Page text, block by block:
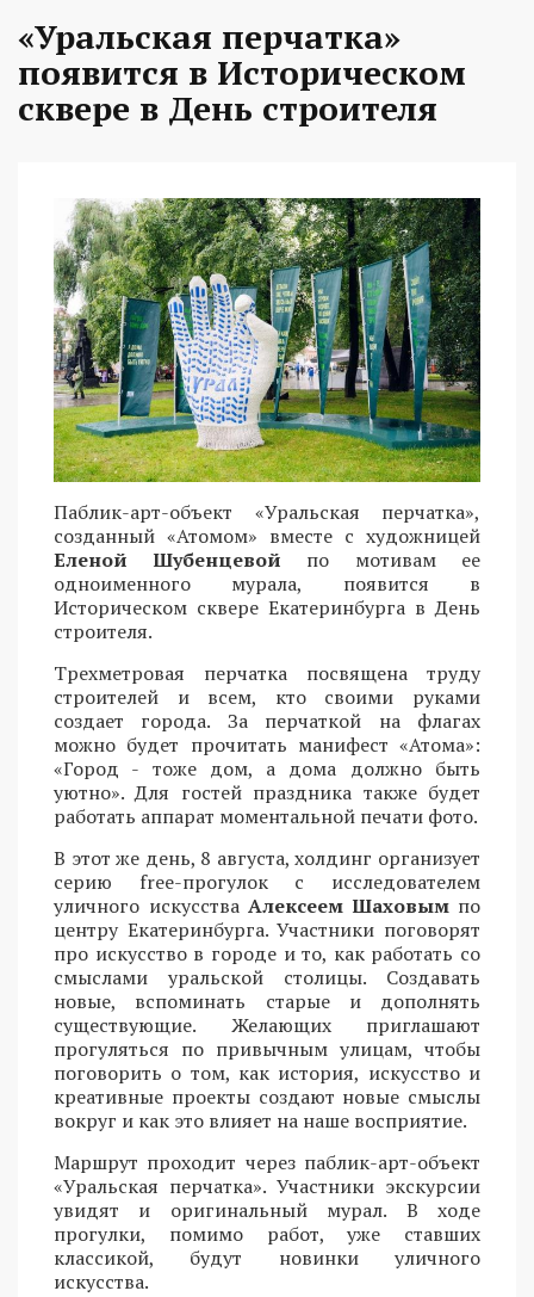
«Уральская перчатка»
появится в Историческом
сквере в День строителя
Паблик-арт-объект «Уральская перчатка»,
созданный «Атомом» вместе с художницей
Еленой Шубенцевой по мотивам ее
одноименного мурала, появится в
Историческом сквере Екатеринбурга в День
строителя.
Трехметровая перчатка посвящена труду
строителей и всем, кто своими руками
создает города. За перчаткой на флагах
можно будет прочитать манифест «Атома»:
«Город - тоже дом, а дома должно быть
уютно». Для гостей праздника также будет
работать аппарат моментальной печати фото.
В этот же день, 8 августа, холдинг организует
серию free-прогулок с исследователем
уличного искусства Алексеем Шаховым по
центру Екатеринбурга. Участники поговорят
про искусство в городе и то, как работать со
смыслами уральской столицы. Создавать
новые, вспоминать старые и дополнять
существующие. Желающих приглашают
прогуляться по привычным улицам, чтобы
поговорить о том, как история, искусство и
креативные проекты создают новые смыслы
вокруг и как это влияет на наше восприятие.
Маршрут проходит через паблик-арт-объект
«Уральская перчатка». Участники экскурсии
увидят и оригинальный мурал. В ходе
прогулки, помимо работ, уже ставших
классикой, будут новинки уличного
искусства.